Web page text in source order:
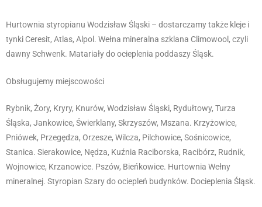
Hurtownia styropianu Wodzisław Śląski – dostarczamy także kleje i
tynki Ceresit, Atlas, Alpol. Wełna mineralna szklana Climowool, czyli
dawny Schwenk. Matariały do ocieplenia poddaszy Śląsk.
Obsługujemy miejscowości
Rybnik, Żory, Kryry, Knurów, Wodzisław Śląski, Rydułtowy, Turza
Śląska, Jankowice, Świerklany, Skrzyszów, Mszana. Krzyżowice,
Pniówek, Przegędza, Orzesze, Wilcza, Pilchowice, Sośnicowice,
Stanica. Sierakowice, Nędza, Kuźnia Raciborska, Racibórz, Rudnik,
Wojnowice, Krzanowice. Pszów, Bieńkowice. Hurtownia Wełny
mineralnej. Styropian Szary do ociepleń budynków. Docieplenia Śląsk.